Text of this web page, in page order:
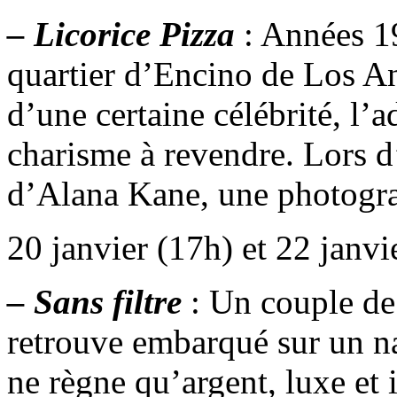
– Licorice Pizza : Années
quartier d’Encino de Los
d’une certaine célébrité,
charisme à revendre. Lors
d’Alana Kane, une
20 janvier (17h) et 22
– Sans filtre : Un couple
retrouve embarqué sur un
ne règne qu’argent, luxe